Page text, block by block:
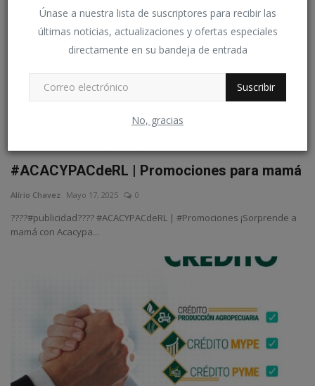
Únase a nuestra lista de suscriptores para recibir las
últimas noticias, actualizaciones y ofertas especiales
directamente en su bandeja de entrada
Suscribir
No, gracias
#ACACYPACdeRL | Promociones para mamá
Alírio Chavez Mayo 17, 2025 0
????#publicidad???? #ACACYPACdeRL | #Promociones ¡Sorprende a
mamá con Acacypa...